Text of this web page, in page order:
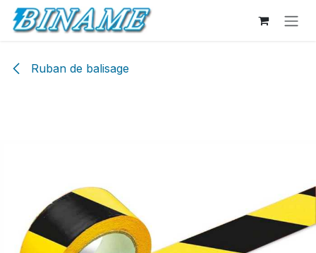
Se rendre au contenu
Ruban de balisage